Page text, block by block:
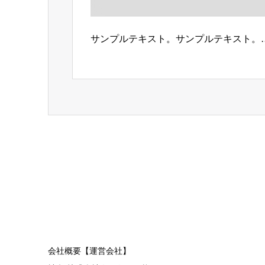
サンプルテキスト。サンプルテキスト
会社概要【運営会社】